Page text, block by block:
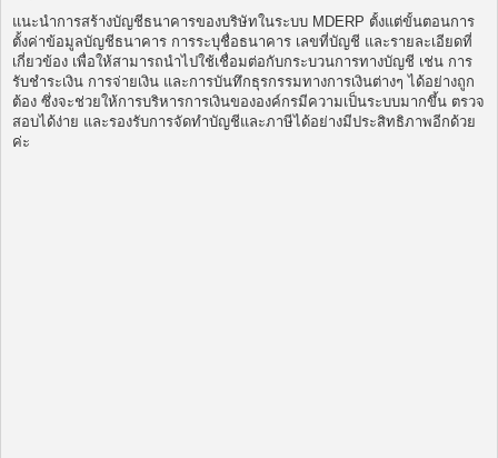
โ
พ
ส
ต์
แนะนำการสร้างบัญชีธนาคารของบริษัทในระบบ MDERP ตั้งแต่ขั้นตอนการ
ตั้งค่าข้อมูลบัญชีธนาคาร การระบุชื่อธนาคาร เลขที่บัญชี และรายละเอียดที่
เกี่ยวข้อง เพื่อให้สามารถนำไปใช้เชื่อมต่อกับกระบวนการทางบัญชี เช่น การ
รับชำระเงิน การจ่ายเงิน และการบันทึกธุรกรรมทางการเงินต่างๆ ได้อย่างถูก
ต้อง ซึ่งจะช่วยให้การบริหารการเงินขององค์กรมีความเป็นระบบมากขึ้น ตรวจ
สอบได้ง่าย และรองรับการจัดทำบัญชีและภาษีได้อย่างมีประสิทธิภาพอีกด้วย
ค่ะ